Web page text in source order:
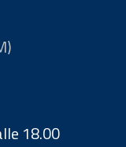
18.00